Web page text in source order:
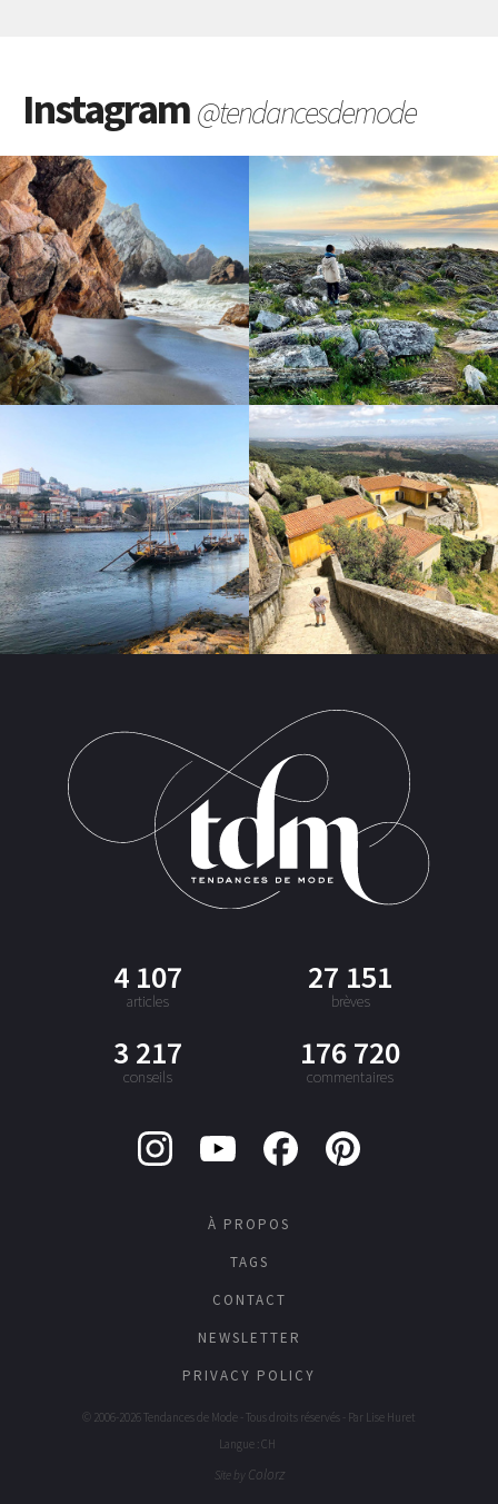
Instagram@tendancesdemode
4 107
articles
27 151
brèves
3 217
conseils
176 720
commentaires
À PROPOS
TAGS
CONTACT
NEWSLETTER
PRIVACY POLICY
© 2006-2026 Tendances de Mode - Tous droits réservés - Par Lise Huret
Langue : CH
Site by Colorz